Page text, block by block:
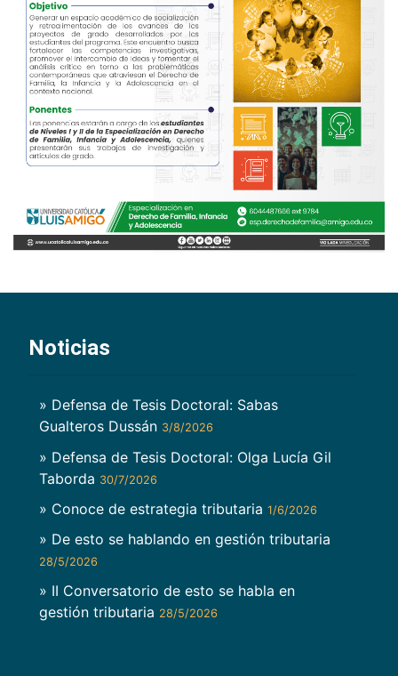
Noticias
» Defensa de Tesis Doctoral: Sabas
Gualteros Dussán 3/8/2026
» Defensa de Tesis Doctoral: Olga Lucía Gil
Taborda 30/7/2026
» Conoce de estrategia tributaria 1/6/2026
» De esto se hablando en gestión tributaria
28/5/2026
» II Conversatorio de esto se habla en
gestión tributaria 28/5/2026